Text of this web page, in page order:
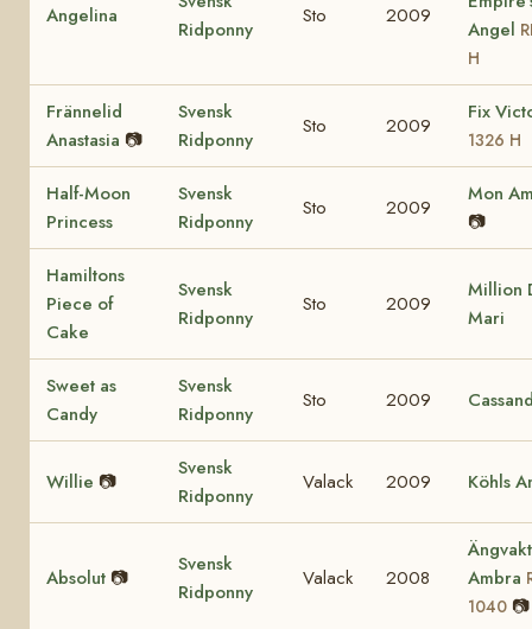
Angelina
Ridponny
Sto 2009
Angel
H
Frännelid
Anastasia 📷
Svensk
Ridponny
Sto 2009
Fix
1326 H
Half-Moon
Princess
Svensk
Ridponny
Sto 2009
Mon
📷
Hamiltons
Piece of
Cake
Svensk
Ridponny
Sto 2009
Million
Mari
Sweet as
Candy
Svensk
Ridponny
Sto 2009
Willie 📷
Svensk
Ridponny
Valack 2009 Köhls
Absolut 📷
Svensk
Ridponny
Valack 2008
Ambra
1040 📷